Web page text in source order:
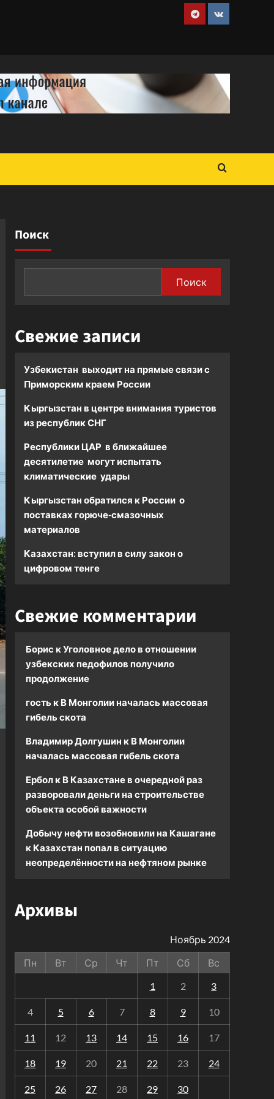
Telegram
VK
Поиск
Поиск
Свежие записи
Узбекистан выходит на прямые связи с
Приморским краем России
Кыргызстан в центре внимания туристов
из республик СНГ
Республики ЦАР в ближайшее
десятилетие могут испытать
климатические удары
Кыргызстан обратился к России о
поставках горюче-смазочных
материалов
Казахстан: вступил в силу закон о
цифровом тенге
Свежие комментарии
БорискУголовное дело в отношении
узбекских педофилов получило
продолжение
гостьк В Монголии началась массовая
гибель скота
Владимир Долгушин к В Монголии
началась массовая гибель скота
Ерболк В Казахстане в очередной раз
разворовали деньги на строительстве
объекта особой важности
Добычу нефти возобновили на Кашагане
к Казахстан попал в ситуацию
неопределённости на нефтяном рынке
Архивы
Ноябрь 2024
Пн
Вт Ср Чт Пт Сб
Вс
1
2 3
4 5 6 7 8 9 10
11 12 13 14 15 16 17
18 19 20 21 22 23 24
25 26 27 28 29 30